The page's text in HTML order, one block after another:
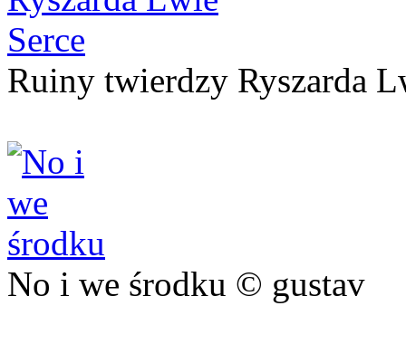
Ruiny twierdzy Ryszarda
No i we środku © gustav